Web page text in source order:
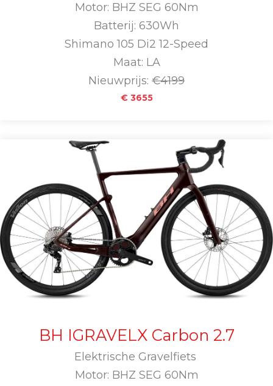
Motor: BHZ SEG 60Nm
Batterij: 630Wh
Shimano 105 Di2 12-Speed
Maat: LA
Nieuwprijs: €4199
€ 3655
BH IGRAVELX Carbon 2.7
Elektrische Gravelfiets
Motor: BHZ SEG 60Nm